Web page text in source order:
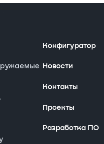
Конфигуратор
Новости
Контакты
Проекты
Разработка ПО